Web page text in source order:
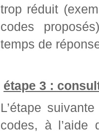
trop réduit
codes
temps de
étape 3 :
L’étape
codes, à l’aide